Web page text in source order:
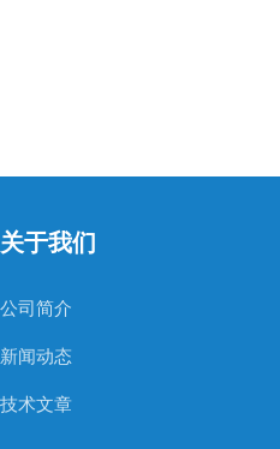
关于我们
公司简介
新闻动态
技术文章